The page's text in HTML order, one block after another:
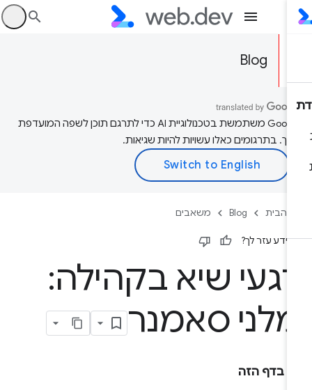
Blog
‫Google משתמשת בטכנולוגיית AI כדי לתרגם תוכן לשפה המועדפת
בתרגומים כאלו עשויות להיות שגיאות.
הבית Blog משאבים
עזר לך?
שיא בקהילה:
סאמנר
בדף הזה